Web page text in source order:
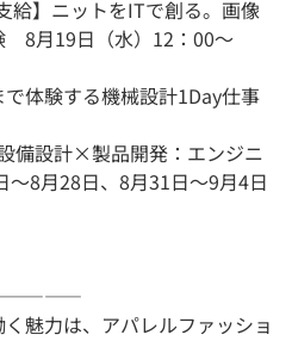
】ニットをITで創る。画像
8月19日（水）12：00～
体験する機械設計1Day仕事
備設計×製品開発：エンジニ
8月28日、8月31日～9月4日
魅力は、アパレルファッショ